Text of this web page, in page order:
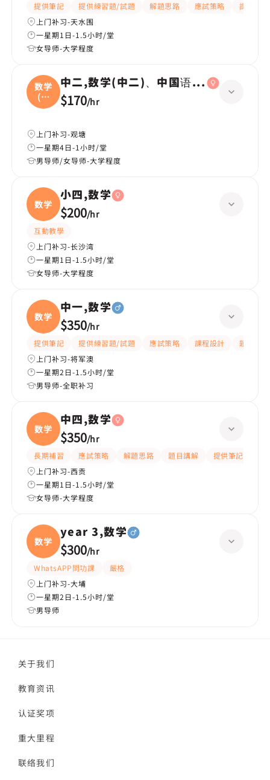
提供筆記 提供練習題/試題 解題思路 應試策略
課程設計
上门补习-天水围
一星期1日-1.5小时/堂
女导师-大学程度
数学
(中
二
中二,数学(中二)、中国语文(中二)、英
$170/hr
上门补习-观塘
一星期4日-1小时/堂
男导师/女导师-大学程度
数学
小四,数学
$200/hr
互動教學
上门补习-长沙湾
一星期1日-1.5小时/堂
女导师-大学程度
数学
中一,数学
$350/hr
提供筆記 提供練習題/試題 應試策略 課程設計
題目講解
上门补习-将军澳
一星期2日-1.5小时/堂
男导师-全职补习
数学
中四,数学
$350/hr
長期補習 應試策略 解題思路 題目講解 提供筆記
上门补习-西贡
一星期1日-1.5小时/堂
女导师-大学程度
数学
year 3,数学
$300/hr
WhatsAPP問功課
嚴格
上门补习-大埔
一星期2日-1.5小时/堂
男导师
关于我们
教育资讯
认证奖项
重大里程
联络我们